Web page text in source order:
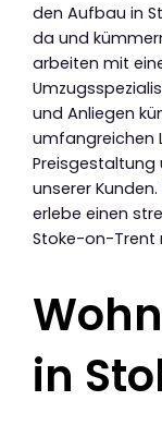
den Aufbau in
da und
arbeiten mit
und Anliegen
umfangreichen
unserer Kunden.
erlebe einen
Stoke-on-Trent
in